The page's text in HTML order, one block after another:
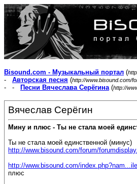
Bisound.com - Музыкальный портал (
- Авторская песня (http://www.bisound.com/
- -
Песни Вячеслава Серёгина(http://
Вячеслав Серёгин
Мину и плюс - Ты не стала моей
Ты не стала моей единственной (минус)
http://www.bisound.com/forum/
http://www.bisound.com/
плюс